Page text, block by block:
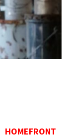
HOMEFRONT